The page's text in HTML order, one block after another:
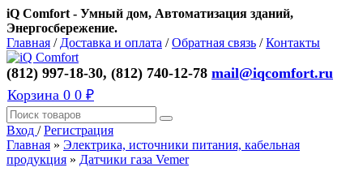
iQ Comfort - Умный дом, Автоматизация зданий,
Энергосбережение.
Главная / Доставка и оплата /Обратная связь /Контакты
(812) 997-18-30, (812) 740-12-78 mail@iqcomfort.ru
Корзина 0 0 ₽
Вход /Регистрация
Главная » Электрика, источники питания, кабельная
продукция » Датчики газа Vemer